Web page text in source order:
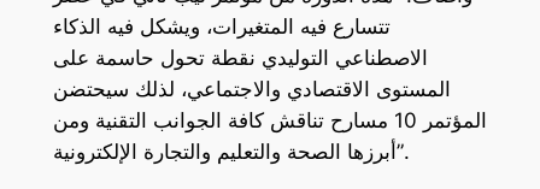
تتسارع فيه المتغيرات، ويشكل فيه الذكاء
الاصطناعي التوليدي نقطة تحول حاسمة على
المستوى الاقتصادي والاجتماعي، لذلك سيحتضن
المؤتمر 10 مسارح تناقش كافة الجوانب التقنية ومن
أبرزها الصحة والتعليم والتجارة الإلكترونية”.